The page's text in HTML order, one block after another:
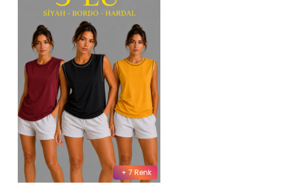
+ 7 Renk